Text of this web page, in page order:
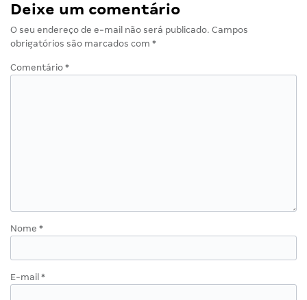
Deixe um comentário
O seu endereço de e-mail não será publicado. Campos
obrigatórios são marcados com *
Comentário *
Nome *
E-mail *